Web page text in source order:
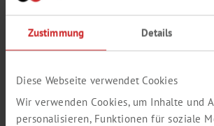
Zustimmung Details
Diese Webseite verwendet Cookies
Wir verwenden Cookies, um Inhalte und
personalisieren, Funktionen für soziale
Suchbegriff 3
Artikelnummer